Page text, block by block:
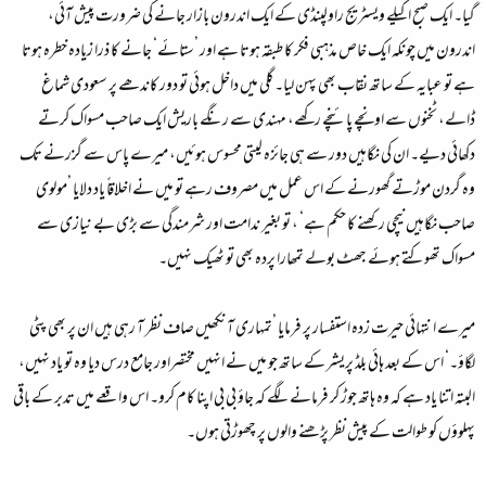
گیا۔ ایک صبح اکیلے ویسٹریج راولپنڈی کے ایک اندرون بازار جانے کی ضرورت پیش آئی،
اندرون میں چونکہ ایک خاص مذہبی فکر کا طبقہ ہوتا ہے اور ’ستائے‘ جانے کا ذرا زیادہ خطرہ ہوتا
ہے تو عبایہ کے ساتھ نقاب بھی پہن لیا۔ گلی میں داخل ہوئی تو دور کاندھے پر سعودی شماغ
ڈالے، ٹخنوں سے اونچے پائنچے رکھے، مہندی سے رنگے باریش ایک صاحب مسواک کرتے
دکھائی دیے۔ ان کی نگاہیں دور سے ہی جائزہ لیتی محسوس ہوئیں، میرے پاس سے گزرنے تک
وہ گردن موڑتے گھورنے کے اس عمل میں مصروف رہے تو میں نے اخلاقاً یاد دلایا ’مولوی
صاحب نگاہیں نیچی رکھنے کا حکم ہے‘ ، تو بغیر ندامت اور شرمندگی سے بڑی بے نیازی سے
مسواک تھوکتے ہوئے جھٹ بولے تمھارا پردہ بھی تو ٹھیک نہیں۔
میرے انتہائی حیرت زدہ استفسار پر فرمایا ’تمہاری آنکھیں صاف نظر آ رہی ہیں ان پر بھی پٹی
لگاؤ۔‘ اس کے بعد ہائی بلڈ پریشر کے ساتھ جو میں نے انہیں مختصراور جامع درس دیا وہ تو یاد نہیں،
البتہ اتنا یاد ہے کہ وہ ہاتھ جوڑ کر فرمانے لگے کہ جاؤ بی بی اپنا کام کرو۔ اس واقعے میں تدبر کے باقی
پہلوؤں کو طوالت کے پیش نظر پڑھنے والوں پر چھوڑتی ہوں۔